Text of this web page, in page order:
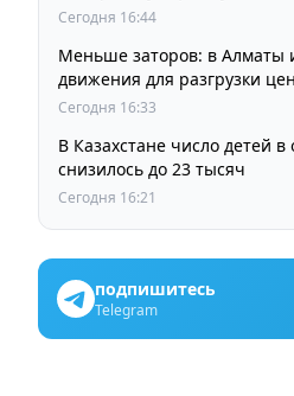
казахстанцев принять
Сегодня 16:44
Меньше заторов: в Алматы
движения для разгрузки
Сегодня 16:33
В Казахстане число детей
снизилось до 23 тысяч
Сегодня 16:21
подпишитесь
Telegram